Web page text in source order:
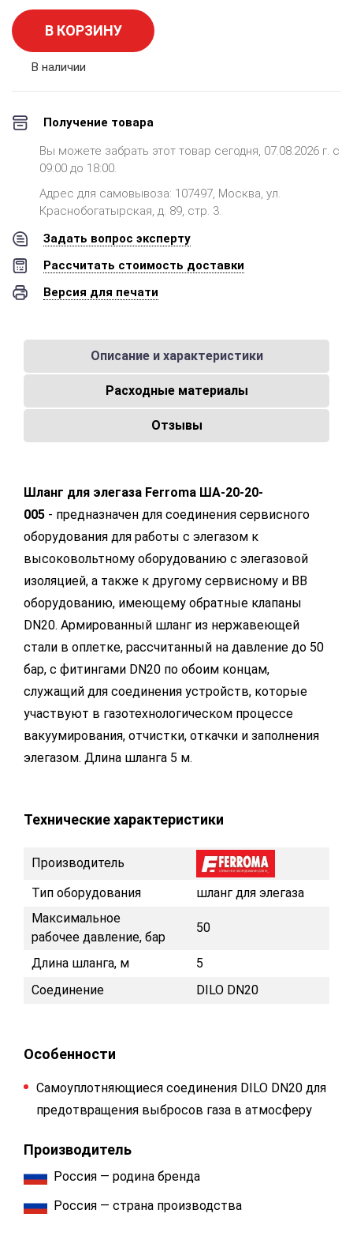
В КОРЗИНУ
В наличии
Получение товара
Вы можете забрать этот товар сегодня, 07.08.2026 г. с
09:00 до 18:00.
Адрес для самовывоза: 107497, Москва, ул.
Краснобогатырская, д. 89, стр. 3.
Задать вопрос эксперту
Рассчитать стоимость доставки
Версия для печати
Описание и характеристики
Расходные материалы
Отзывы
Шланг для элегаза Ferroma ША-20-20-
005 - предназначен для соединения сервисного
оборудования для работы с элегазом к
высоковольтному оборудованию с элегазовой
изоляцией, а также к другому сервисному и ВВ
оборудованию, имеющему обратные клапаны
DN20. Армированный шланг из нержавеющей
стали в оплетке, рассчитанный на давление до 50
бар, с фитингами DN20 по обоим концам,
служащий для соединения устройств, которые
участвуют в газотехнологическом процессе
вакуумирования, отчистки, откачки и заполнения
элегазом. Длина шланга 5 м.
Технические характеристики
Производитель
Тип оборудования
шланг для элегаза
Максимальное
рабочее давление, бар
50
Длина шланга, м
5
Соединение
DILO DN20
Особенности
Самоуплотняющиеся соединения DILO DN20 для
предотвращения выбросов газа в атмосферу
Производитель
Россия — родина бренда
Россия — страна производства